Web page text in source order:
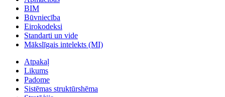
BIM
Būvniecība
Eirokodeksi
Standarti un vide
Mākslīgais intelekts (MI)
Atpakaļ
Likums
Padome
Sistēmas struktūrshēma